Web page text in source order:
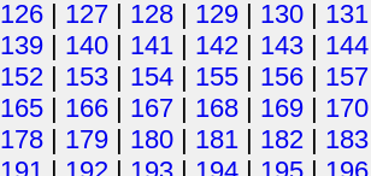
126 | 127 | 128 | 129 | 130 | 131
139 | 140 | 141 | 142 | 143 | 144
152 | 153 | 154 | 155 | 156 | 157
165 | 166 | 167 | 168 | 169 | 170
178 | 179 | 180 | 181 | 182 | 183